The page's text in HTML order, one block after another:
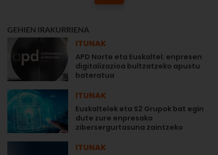
GEHIEN IRAKURRIENA
ITUNAK
APD Norte eta Euskaltel: enpresen
digitalizazioa bultzatzeko apustu
bateratua
ITUNAK
Euskaltelek eta S2 Grupok bat egin
dute zure enpresako
zibersergurtasuna zaintzeko
ITUNAK